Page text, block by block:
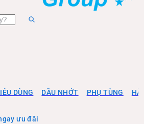
DÙNG DẦU NHỚT PHỤ TÙNG
ưu đãi